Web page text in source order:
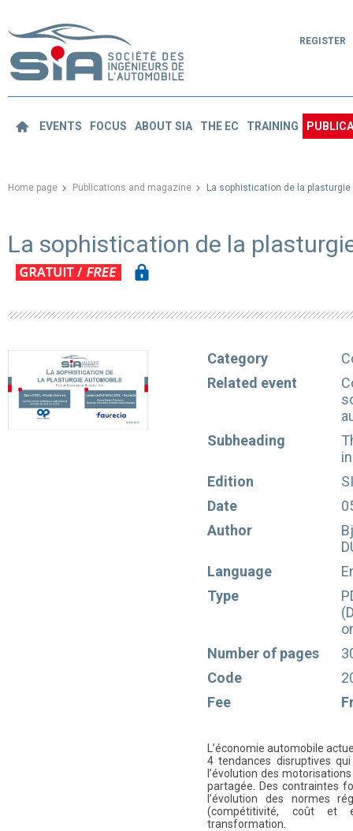
REGISTER
EVENTS FOCUS ABOUT SIA THE EC TRAINING
Home page Publications and magazine La sophistication de la
La sophistication de la
Category
Related event
Subheading
Edition
Date
Author
Language
Type
Number of pages
Code
Fee
L’économie automobile
4 tendances disruptives
l’évolution des
partagée. Des contraintes
l’évolution des normes
(compétitivité, coût et
transformation.